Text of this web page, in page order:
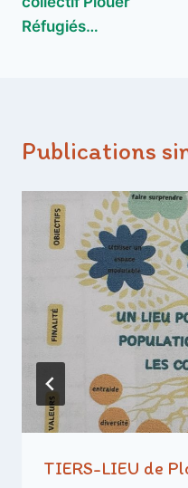
l’article
Réfugiés…
Publications
TIERS-LIEU de